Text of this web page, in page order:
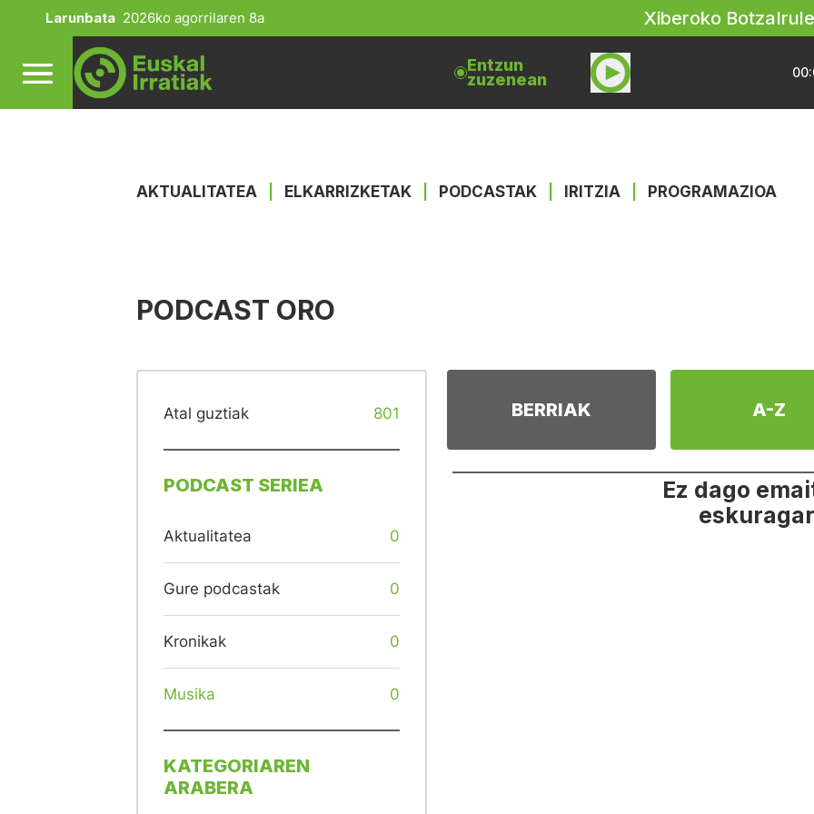
Larunbata 2026ko agorrilaren 8a Xiberoko Botza
Entzun
zuzenean
AKTUALITATEA ELKARRIZKETAK PODCASTAK IRITZIA PROGRAMAZIOA
PODCAST ORO
Atal guztiak 801
PODCAST SERIEA
Aktualitatea 0
Gure podcastak 0
Kronikak 0
Musika 0
KATEGORIAREN
ARABERA
BERRIAK A-Z
Ez dago